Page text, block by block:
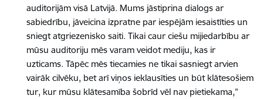
auditorijām visā Latvijā. Mums jāstiprina dialogs ar
sabiedrību, jāveicina izpratne par iespējām iesaistīties un
sniegt atgriezenisko saiti. Tikai caur ciešu mijiedarbību ar
mūsu auditoriju mēs varam veidot mediju, kas ir
uzticams. Tāpēc mēs tiecamies ne tikai sasniegt arvien
vairāk cilvēku, bet arī viņos ieklausīties un būt klātesošiem
tur, kur mūsu klātesamība šobrīd vēl nav pietiekama,”